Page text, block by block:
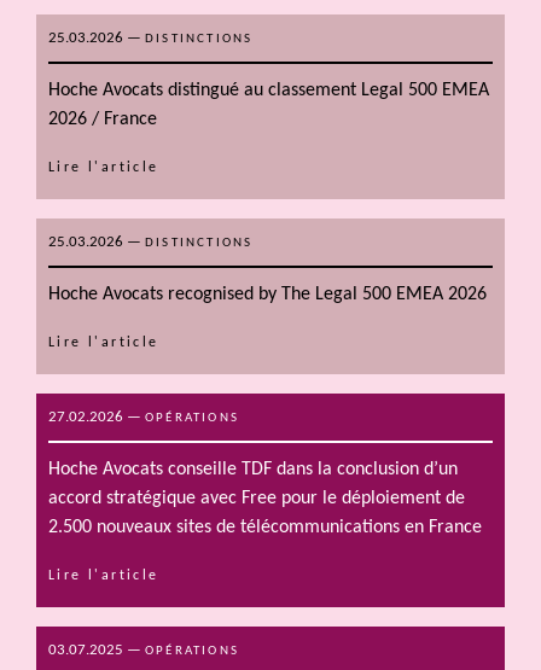
25.03.2026 — DISTINCTIONS
Hoche Avocats distingué au classement Legal 500 EMEA
2026 / France
Lire l'article
25.03.2026 — DISTINCTIONS
Hoche Avocats recognised by The Legal 500 EMEA 2026
Lire l'article
27.02.2026 — OPÉRATIONS
Hoche Avocats conseille TDF dans la conclusion d’un
accord stratégique avec Free pour le déploiement de
2.500 nouveaux sites de télécommunications en France
Lire l'article
03.07.2025 — OPÉRATIONS